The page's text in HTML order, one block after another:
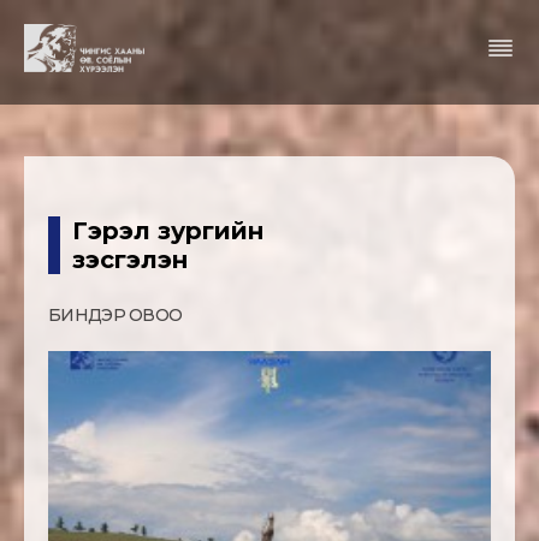
Гэрэл зургийн
үзэсгэлэн
БИНДЭР ОВОО